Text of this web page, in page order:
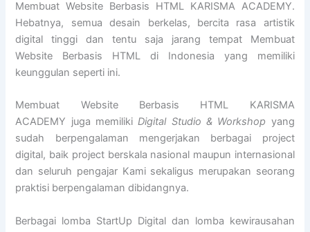
Membuat Website Berbasis HTML KARISMA ACADEMY.
Hebatnya, semua desain berkelas, bercita rasa artistik
digital tinggi dan tentu saja jarang tempat Membuat
Website Berbasis HTML di Indonesia yang memiliki
keunggulan seperti ini.
Membuat Website Berbasis HTML KARISMA
ACADEMY juga memilikiDigital Studio & Workshop yang
sudah berpengalaman mengerjakan berbagai project
digital, baik project berskala nasional maupun internasional
dan seluruh pengajar Kami sekaligus merupakan seorang
praktisi berpengalaman dibidangnya.
Berbagai lomba StartUp Digital dan lomba kewirausahan